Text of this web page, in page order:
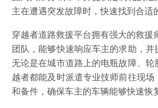
主在遭遇突发故障时，快速找到合适
穿越者道路救援平台拥有强大的救援
团队，能够快速响应车主的求助，并
无论是在城市道路上的电瓶故障、
越者都能及时派遣专业技师前往现
和备件，确保车主的车辆能够快速恢